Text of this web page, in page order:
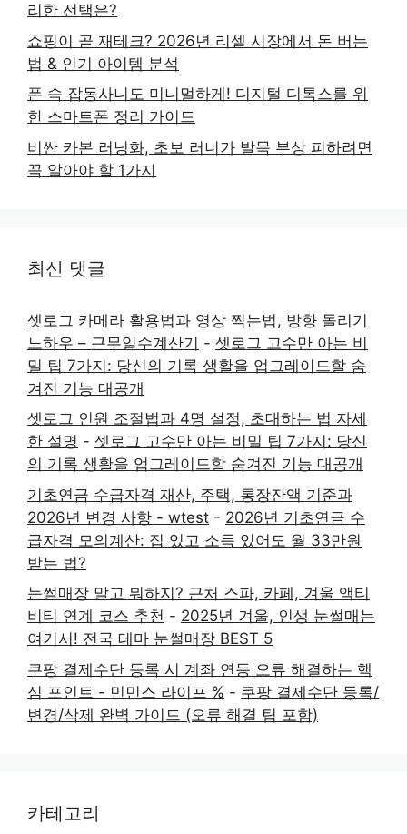
리한 선택은?
쇼핑이 곧 재테크? 2026년 리셀 시장에서 돈 버는
법 & 인기 아이템 분석
폰 속 잡동사니도 미니멀하게! 디지털 디톡스를 위
한 스마트폰 정리 가이드
비싼 카본 러닝화, 초보 러너가 발목 부상 피하려면
꼭 알아야 할 1가지
최신 댓글
셋로그 카메라 활용법과 영상 찍는법, 방향 돌리기
노하우 – 근무일수계산기 - 셋로그 고수만 아는 비
밀 팁 7가지: 당신의 기록 생활을 업그레이드할 숨
겨진 기능 대공개
셋로그 인원 조절법과 4명 설정, 초대하는 법 자세
한 설명 - 셋로그 고수만 아는 비밀 팁 7가지: 당신
의 기록 생활을 업그레이드할 숨겨진 기능 대공개
기초연금 수급자격 재산, 주택, 통장잔액 기준과
2026년 변경 사항 - wtest - 2026년 기초연금 수
급자격 모의계산: 집 있고 소득 있어도 월 33만원
받는 법?
눈썰매장 말고 뭐하지? 근처 스파, 카페, 겨울 액티
비티 연계 코스 추천 - 2025년 겨울, 인생 눈썰매는
여기서! 전국 테마 눈썰매장 BEST 5
쿠팡 결제수단 등록 시 계좌 연동 오류 해결하는 핵
심 포인트 - 민민스 라이프 % - 쿠팡 결제수단 등록/
변경/삭제 완벽 가이드 (오류 해결 팁 포함)
카테고리